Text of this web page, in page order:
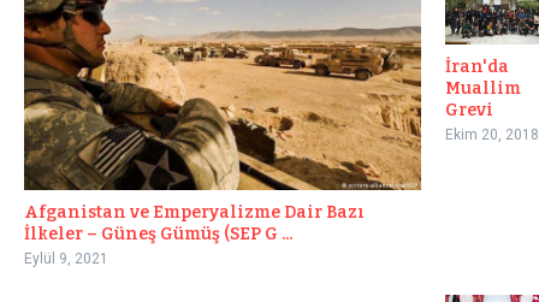
Afganistan ve Emperyalizme Dair Bazı
İlkeler – Güneş Gümüş (SEP G ...
Eylül 9, 2021
İran'da
Muallim
Grevi
Ekim 20, 2018